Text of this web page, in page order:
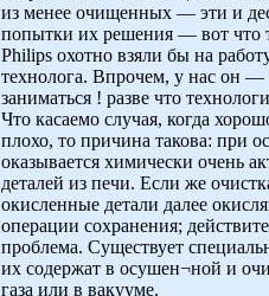
из менее очищенных — эти и
попытки их решения — вот что
Philips охотно взяли бы на
технолога. Впрочем, у нас он
заниматься ! разве что
Что касаемо случая, когда
плохо, то причина такова: при
оказывается химически очень
деталей из печи. Если же
окисленные детали далее
операции сохранения;
проблема. Существует
их содержат в осушен¬ной и
газа или в вакууме.